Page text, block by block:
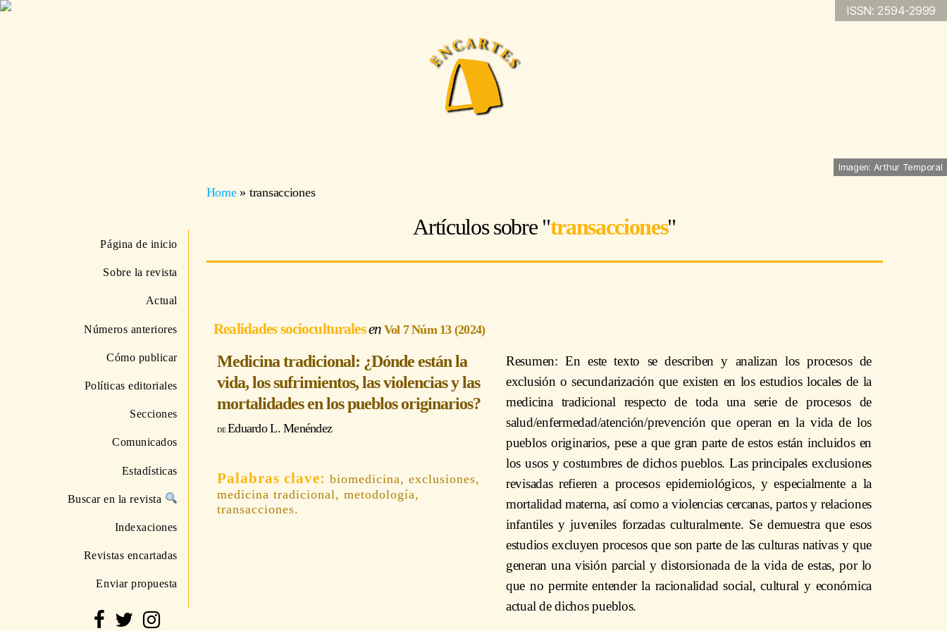
ISSN: 2594-2999
Imagen: Arthur Temporal
Página de inicio
Sobre la revista
Actual
Números anteriores
Cómo publicar
Políticas editoriales
Secciones
Comunicados
Estadísticas
Buscar en la revista
Indexaciones
Revistas encartadas
Enviar propuesta
Home» transacciones
Artículos sobre "transacciones"
Realidades socioculturales Vol 7 Núm 13 (2024)
Medicina tradicional: ¿Dónde están la
vida, los sufrimientos, las violencias y las
mortalidades en los pueblos originarios?
Eduardo L. Menéndez
biomedicina, exclusiones,
medicina tradicional, metodología,
transacciones.
Resumen: En este texto se describen y analizan los procesos de
exclusión o secundarización que existen en los estudios locales de la
medicina tradicional respecto de toda una serie de procesos de
salud/enfermedad/atención/prevención que operan en la vida de los
pueblos originarios, pese a que gran parte de estos están incluidos en
los usos y costumbres de dichos pueblos. Las principales exclusiones
revisadas refieren a procesos epidemiológicos, y especialmente a la
mortalidad materna, así como a violencias cercanas, partos y relaciones
infantiles y juveniles forzadas culturalmente. Se demuestra que esos
estudios excluyen procesos que son parte de las culturas nativas y que
generan una visión parcial y distorsionada de la vida de estas, por lo
que no permite entender la racionalidad social, cultural y económica
actual de dichos pueblos.